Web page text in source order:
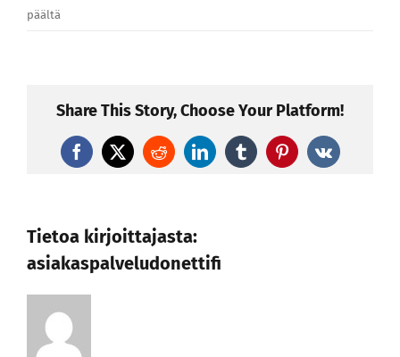
päältä
enim
molestie
cursus
Share This Story, Choose Your Platform!
Facebook
X RedditLinkedInTumblrPinterest
Vk
Tietoa kirjoittajasta:
asiakaspalveludonettifi